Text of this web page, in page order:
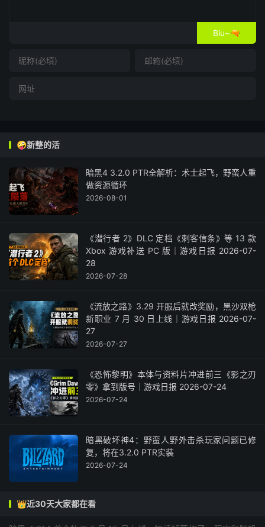
Biu~🔫
🤪新整的活
暗黑4 3.2.0 PTR全解析：术士起飞，野蛮人重
做资源循环
2026-08-01
《潜行者 2》DLC 定档《刺客信条》等 13 款
Xbox 游戏补送 PC 版｜游戏日报 2026-07-
28
2026-07-28
《流放之路》3.29 开服后就改奖励，黑沙双枪
新职业 7 月 30 日上线｜游戏日报 2026-07-
27
2026-07-27
《恐怖黎明》本体与资料片冲进前三《影之刃
零》拿到版号｜游戏日报 2026-07-24
2026-07-24
暗黑破坏神4：野蛮人野外击杀玩家问题已修
复，将在3.2.0 PTR实装
2026-07-24
👑近30天大家都在看